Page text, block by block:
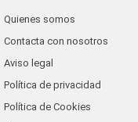
Quienes somos
Contacta con nosotros
Aviso legal
Política de privacidad
Política de Cookies